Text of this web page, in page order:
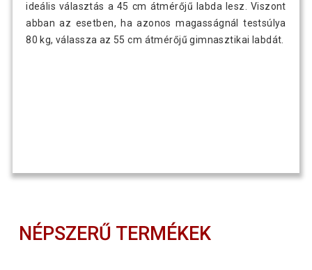
ideális választás a 45 cm átmérőjű labda lesz. Viszont
abban az esetben, ha azonos magasságnál testsúlya
80 kg, válassza az 55 cm átmérőjű gimnasztikai labdát.
NÉPSZERŰ TERMÉKEK